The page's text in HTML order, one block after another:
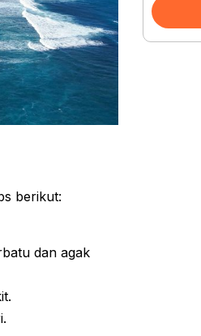
berikut:
dan agak